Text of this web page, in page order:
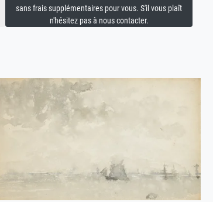
sans frais supplémentaires pour vous. S'il vous plaît
n'hésitez pas à nous contacter.